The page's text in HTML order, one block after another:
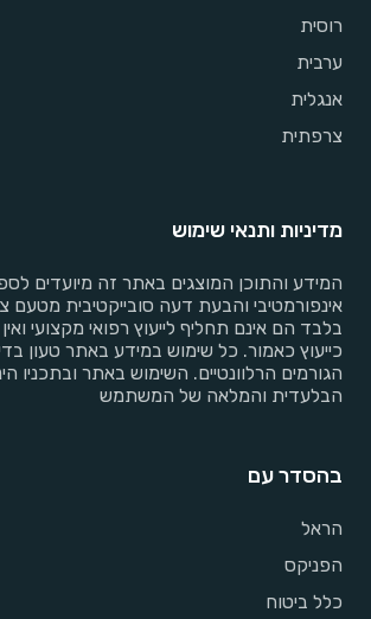
רוסית
ערבית
אנגלית
צרפתית
מדיניות ותנאי שימוש
המידע והתוכן המוצגים באתר זה מיועדים
אינפורמטיבי והבעת דעה סובייקטיבית מטעם
בלבד הם אינם תחליף לייעוץ רפואי מקצועי
כייעוץ כאמור. כל שימוש במידע באתר טעון
הגורמים הרלוונטיים. השימוש באתר ובתכניו
הבלעדית והמלאה של המשתמש
בהסדר עם
הראל
הפניקס
כלל ביטוח